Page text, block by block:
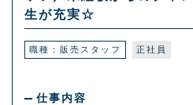
生が充実☆
職種：販売スタッフ 正社員
仕事内容